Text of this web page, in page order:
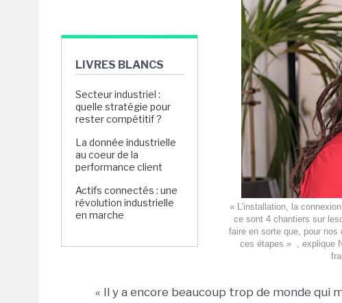
LIVRES BLANCS
Secteur industriel :
quelle stratégie pour
rester compétitif ?
La donnée industrielle
au coeur de la
performance client
Actifs connectés : une
révolution industrielle
en marche
« L’installation, la
ce sont 4 chantiers sur
faire en sorte que, pour
ces étapes » , explique
« Il y a encore beaucoup trop de monde qui